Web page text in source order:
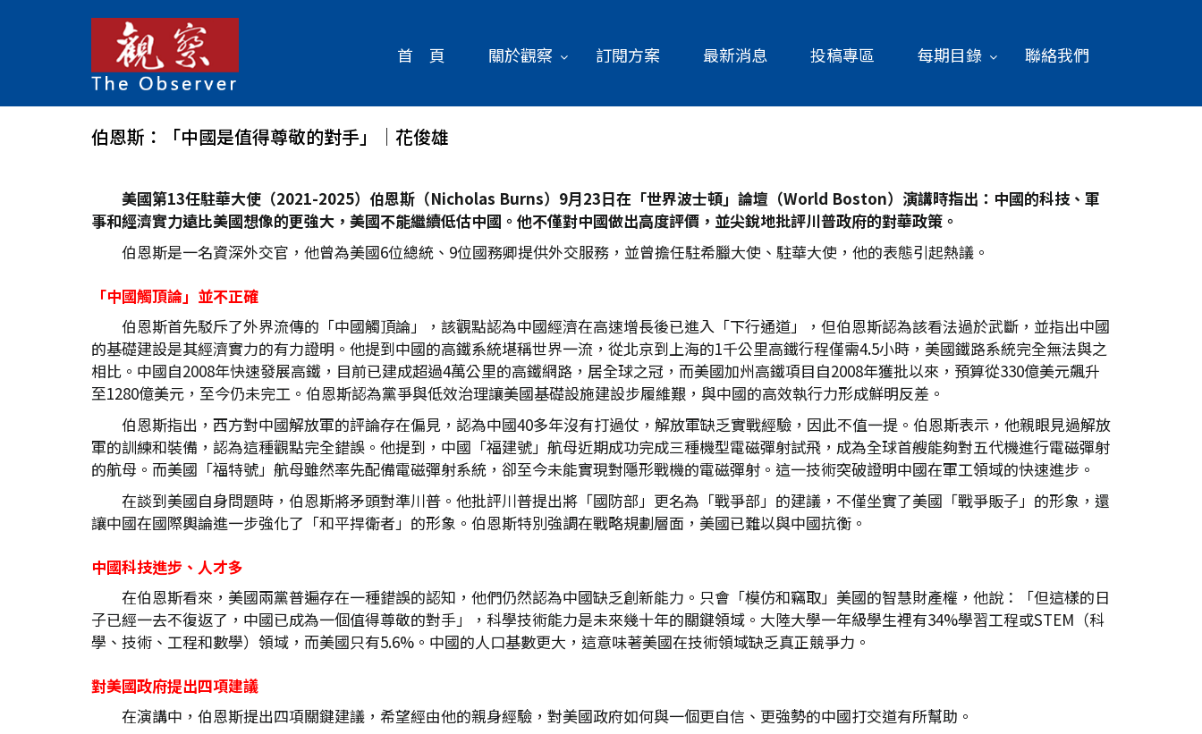
首 頁 關於觀察 訂閱方案 最新消息 投稿專區 每期目錄 聯絡我們
伯恩斯：「中國是值得尊敬的對手」│花俊雄
美國第13任駐華大使（2021-2025）伯恩斯（Nicholas Burns）9月23日在「世界波士頓」論壇（World Boston）演講時指出：中國的科技、軍
事和經濟實力遠比美國想像的更強大，美國不能繼續低估中國。他不僅對中國做出高度評價，並尖銳地批評川普政府的對華政策。
伯恩斯是一名資深外交官，他曾為美國6位總統、9位國務卿提供外交服務，並曾擔任駐希臘大使、駐華大使，他的表態引起熱議。
「中國觸頂論」並不正確
伯恩斯首先駁斥了外界流傳的「中國觸頂論」，該觀點認為中國經濟在高速增長後已進入「下行通道」，但伯恩斯認為該看法過於武斷，並指出中國
的基礎建設是其經濟實力的有力證明。他提到中國的高鐵系統堪稱世界一流，從北京到上海的1千公里高鐵行程僅需4.5小時，美國鐵路系統完全無法與之
相比。中國自2008年快速發展高鐵，目前已建成超過4萬公里的高鐵網路，居全球之冠，而美國加州高鐵項目自2008年獲批以來，預算從330億美元飆升
至1280億美元，至今仍未完工。伯恩斯認為黨爭與低效治理讓美國基礎設施建設步履維艱，與中國的高效執行力形成鮮明反差。
伯恩斯指出，西方對中國解放軍的評論存在偏見，認為中國40多年沒有打過仗，解放軍缺乏實戰經驗，因此不值一提。伯恩斯表示，他親眼見過解放
軍的訓練和裝備，認為這種觀點完全錯誤。他提到，中國「福建號」航母近期成功完成三種機型電磁彈射試飛，成為全球首艘能夠對五代機進行電磁彈射
的航母。而美國「福特號」航母雖然率先配備電磁彈射系統，卻至今未能實現對隱形戰機的電磁彈射。這一技術突破證明中國在軍工領域的快速進步。
在談到美國自身問題時，伯恩斯將矛頭對準川普。他批評川普提出將「國防部」更名為「戰爭部」的建議，不僅坐實了美國「戰爭販子」的形象，還
讓中國在國際輿論進一步強化了「和平捍衛者」的形象。伯恩斯特別強調在戰略規劃層面，美國已難以與中國抗衡。
中國科技進步、人才多
在伯恩斯看來，美國兩黨普遍存在一種錯誤的認知，他們仍然認為中國缺乏創新能力。只會「模仿和竊取」美國的智慧財產權，他說：「但這樣的日
子已經一去不復返了，中國已成為一個值得尊敬的對手」，科學技術能力是未來幾十年的關鍵領域。大陸大學一年級學生裡有34%學習工程或STEM（科
學、技術、工程和數學）領域，而美國只有5.6%。中國的人口基數更大，這意味著美國在技術領域缺乏真正競爭力。
對美國政府提出四項建議
在演講中，伯恩斯提出四項關鍵建議，希望經由他的親身經驗，對美國政府如何與一個更自信、更強勢的中國打交道有所幫助。